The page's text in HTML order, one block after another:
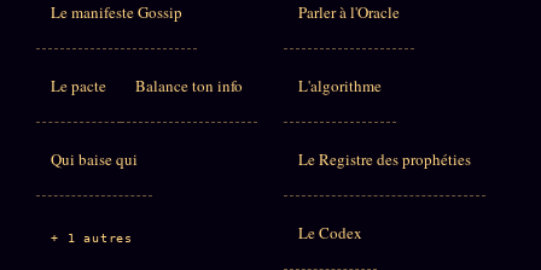
Le manifeste Gossip
Le pacte Balance ton info
Qui baise qui
+ 1 autres
Parler à l'Oracle
L'algorithme
Le Registre des prophéties
Le Codex